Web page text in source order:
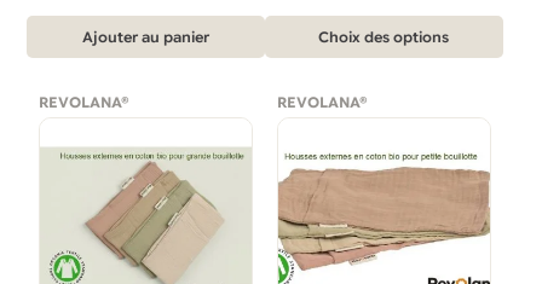
Ajouter au panier Choix des options
produit
plusieurs
variations.
Les
options
peuvent
REVOLANA® REVOLANA®